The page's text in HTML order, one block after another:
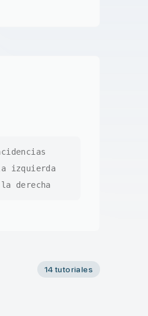
izquierda
derecha
14 tutoriales